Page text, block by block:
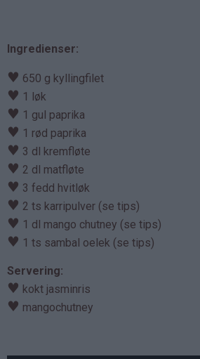
Ingredienser:
♥ 650 g kyllingfilet
♥ 1 løk
♥ 1 gul paprika
♥ 1 rød paprika
♥ 3 dl kremfløte
♥ 2 dl matfløte
♥ 3 fedd hvitløk
♥ 2 ts karripulver (se tips)
♥ 1 dl mango chutney (se tips)
♥ 1 ts sambal oelek (se tips)
Servering:
♥ kokt jasminris
♥ mangochutney